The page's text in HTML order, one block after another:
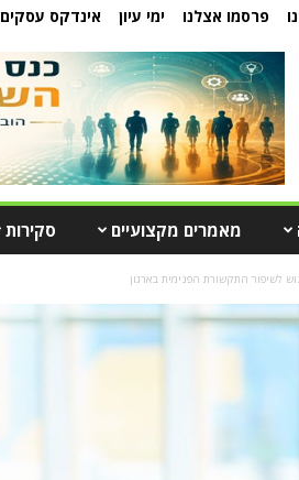
פרסמו אצלנו ימי עיון אינדקס עסקים
מאמרים מקצועיים סקירות